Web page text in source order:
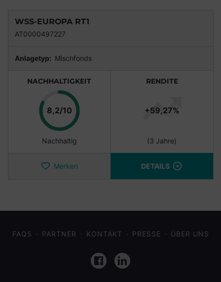
WSS-EUROPA RT1
AT0000497227
Anlagetyp: Mischfonds
NACHHALTIGKEIT
8,2/10Punkte
Nachhaltig
RENDITE
+59,27%
(3 Jahre)
Merken DETAILS
FAQS PARTNER KONTAKT PRESSE ÜBER UNS
FacebookLinkedIn